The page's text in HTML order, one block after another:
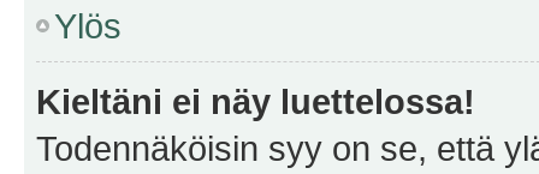
Ylös
Kieltäni ei näy luettelossa!
Todennäköisin syy on se, että